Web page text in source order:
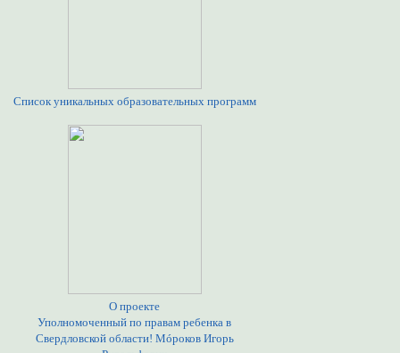
Список уникальных образовательных программ
О проекте
Уполномоченный по правам ребенка в
Свердловской области! Мóроков Игорь